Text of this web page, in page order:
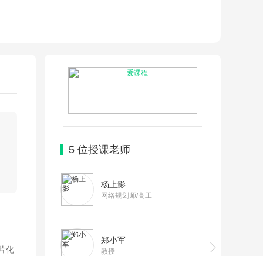
化
5 位授课老师
杨上影
网络规划师/高工
郑小军
教授